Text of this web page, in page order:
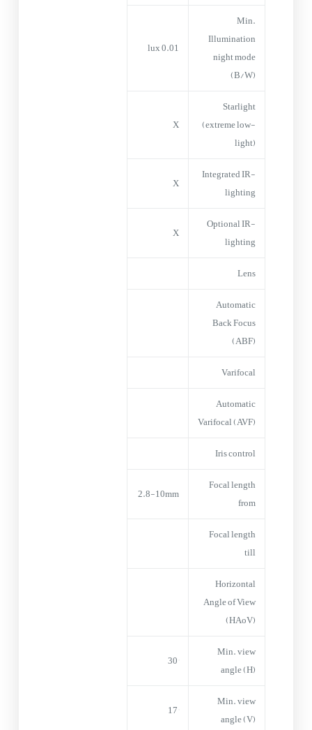
Min.
Illumination
night mode
(B/W)
0.01 lux
Starlight
(extreme low-
light)
X
Integrated IR-
lighting
X
Optional IR-
lighting
X
Lens
Automatic
Back Focus
(ABF)
Varifocal
Automatic
Varifocal (AVF)
Iris control
Focal length
from
2.8-10mm
Focal length
till
Horizontal
Angle of View
(HAoV)
Min. view
angle (H)
30°
Min. view
angle (V)
17°